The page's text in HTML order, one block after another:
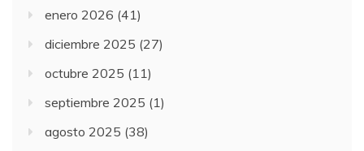
enero 2026 (41)
diciembre 2025 (27)
octubre 2025 (11)
septiembre 2025 (1)
agosto 2025 (38)